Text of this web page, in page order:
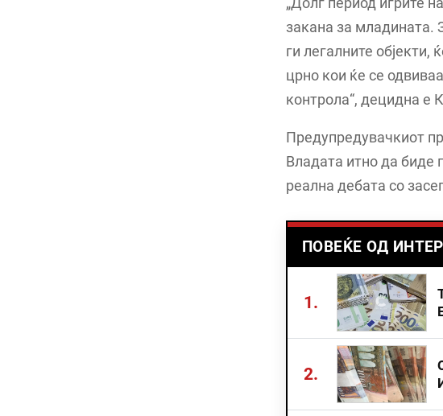
закана за младината.
ги легалните
црно кои ќе се
контрола“, децидна е
Предупредувачкиот
Владата итно да биде
реална дебата со
ПОВЕЌЕ ОД
1.
2.